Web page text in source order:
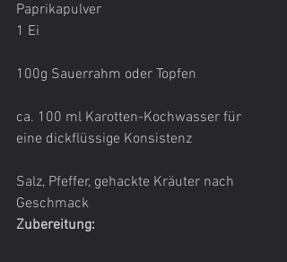
Paprikapulver
1 Ei
100g Sauerrahm oder Topfen
ca. 100 ml Karotten-Kochwasser für
eine dickflüssige Konsistenz
Salz, Pfeffer, gehackte Kräuter nach
Geschmack
Zubereitung: